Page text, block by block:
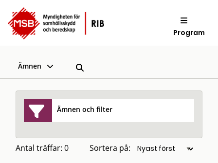
Program
Ämnen
Ämnen och filter
Antal träffar: 0 Sortera på: